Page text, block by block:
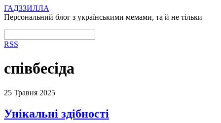
ГАДЗЗИЛЛА
Персональний блог з українськими мемами, та й не тільки
RSS
співбесіда
25 Травня 2025
Унікальні здібності